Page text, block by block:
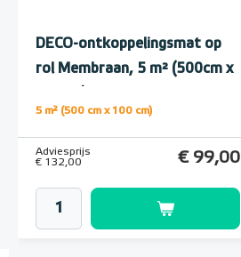
DECO-ontkoppelingsmat op
rol Membraan, 5 m² (500cm x
5 m² (500 cm x 100 cm)
Adviesprijs
€ 132,00
€ 99,00